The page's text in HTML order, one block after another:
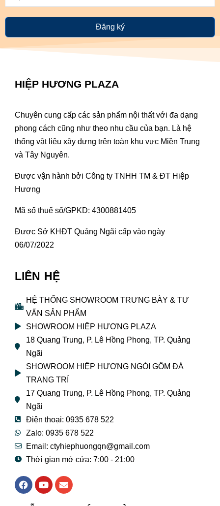
Đăng ký
HIỆP HƯƠNG PLAZA
Chuyên cung cấp các sản phẩm nội thất với đa dạng
phong cách cũng như theo nhu cầu của bạn. Là hệ
thống vật liệu xây dựng trên toàn khu vực Miền Trung
và Tây Nguyên.
Được vận hành bởi Công ty TNHH TM & ĐT Hiệp
Hương
Mã số thuế số/GPKD: 4300881405
Được Sở KHĐT Quảng Ngãi cấp vào ngày
06/07/2022
LIÊN HỆ
HỆ THỐNG SHOWROOM TRƯNG BÀY & TƯ
VẤN SẢN PHẨM
SHOWROOM HIỆP HƯƠNG PLAZA
18 Quang Trung, P. Lê Hồng Phong, TP. Quảng
Ngãi
SHOWROOM HIỆP HƯƠNG NGÓI GỐM ĐÁ
TRANG TRÍ
17 Quang Trung, P. Lê Hồng Phong, TP. Quảng
Ngãi
Điện thoại: 0935 678 522
Zalo: 0935 678 522
Email: ctyhiephuongqn@gmail.com
Thời gian mở cửa: 7:00 - 21:00
F
a
Y
o
E
n